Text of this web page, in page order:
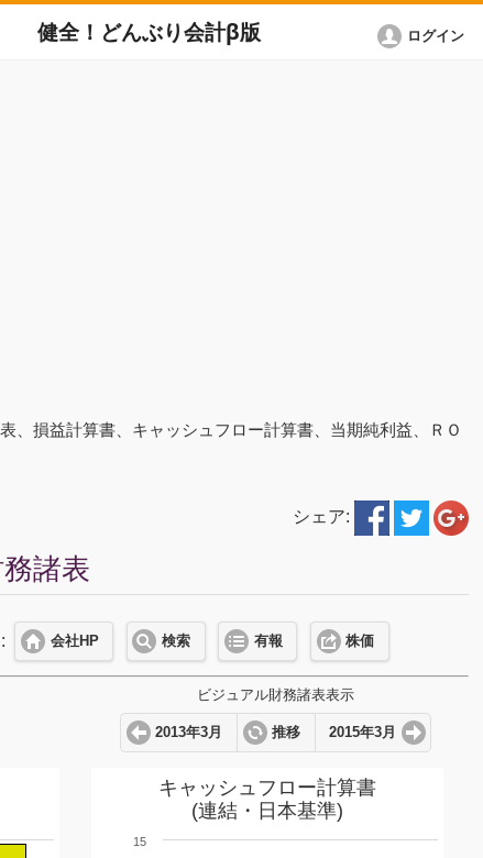
健全！どんぶり会計β版 ログイン
、損益計算書、キャッシュフロー計算書、当期純利益、ＲＯ
シェア:
諸表
会社HP 検索 有報 株価
ビジュアル財務諸表表示
2013年3月 推移 2015年3月
キャッシュフロー計算書
(連結・日本基準)
15